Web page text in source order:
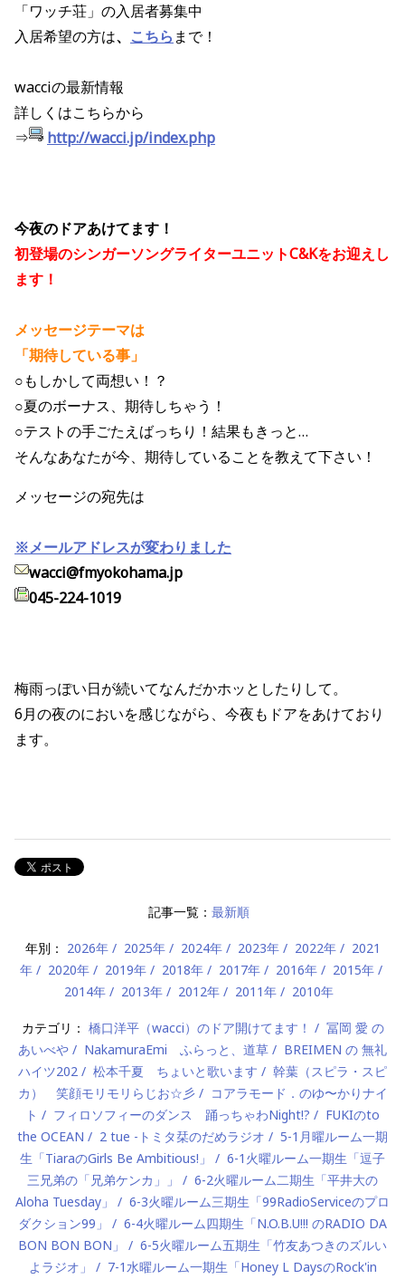
「ワッチ荘」の入居者募集中
入居希望の方は、 こちら まで！
wacciの最新情報
詳しくはこちらから
⇒
http://wacci.jp/index.php
今夜のドアあけてます！
初登場のシンガーソングライターユニットC&Kをお迎えし
ます！
メッセージテーマは
「期待している事」
○もしかして両想い！？
○夏のボーナス、期待しちゃう！
○テストの手ごたえばっちり！結果もきっと…
そんなあなたが今、期待していることを教えて下さい！
メッセージの宛先は
※メールアドレスが変わりました
wacci@fmyokohama.jp
045-224-1019
梅雨っぽい日が続いてなんだかホッとしたりして。
6月の夜のにおいを感じながら、今夜もドアをあけており
ます。
記事一覧： 最新順
年別： 2026年 2025年 2024年 2023年 2022年
2021
年
2020年 2019年 2018年 2017年 2016年
2015年
2014年
2013年 2012年 2011年 2010年
カテゴリ： 橋口洋平（wacci）のドア開けてます！
冨岡 愛 の
あいべや
NakamuraEmi ふらっと、道草
BREIMEN の 無礼
ハイツ202
松本千夏 ちょいと歌います
幹葉（スピラ・スピ
カ） 笑顔モリモリらじお☆彡
コアラモード．のゆ〜かりナイ
ト
フィロソフィーのダンス 踊っちゃわNight!?
FUKIのto
the OCEAN
2 tue -トミタ栞のだめラジオ
5-1月曜ルーム一期
生「TiaraのGirls Be Ambitious!」
6-1火曜ルーム一期生「逗子
三兄弟の「兄弟ケンカ」」
6-2火曜ルーム二期生「平井大の
Aloha Tuesday」
6-3火曜ルーム三期生「99RadioServiceのプロ
ダクション99」
6-4火曜ルーム四期生「N.O.B.U!!! のRADIO DA
BON BON BON」
6-5火曜ルーム五期生「竹友あつきのズルい
よラジオ」
7-1水曜ルーム一期生「Honey L DaysのRock'in